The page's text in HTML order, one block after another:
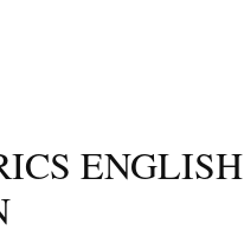
ENGLISH